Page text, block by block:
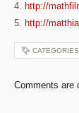
4. http://
5. http://
Comments are